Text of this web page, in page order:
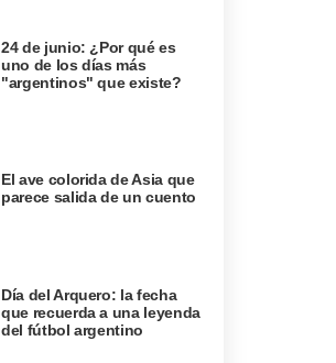
24 de junio: ¿Por qué es
uno de los días más
"argentinos" que existe?
El ave colorida de Asia que
parece salida de un cuento
Día del Arquero: la fecha
que recuerda a una leyenda
del fútbol argentino